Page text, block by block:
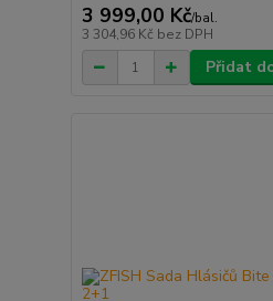
3 999,00 Kč/bal.
3 304,96 Kč bez DPH
Přidat